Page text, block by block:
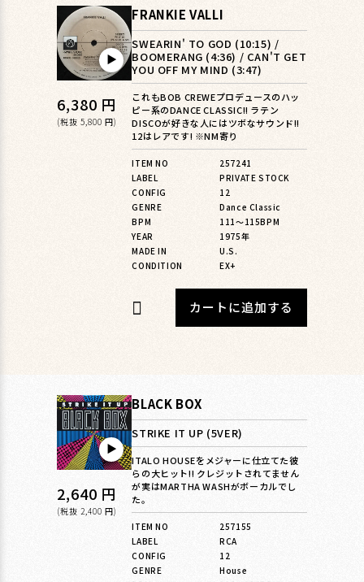
▶︎
通
常
6,380 円
(税抜 5,800 円)
FRANKIE VALLI
SWEARIN' TO GOD (10:15) /
BOOMERANG (4:36) / CAN'T GET
YOU OFF MY MIND (3:47)
これもBOB CREWEプロデュースのハッ
ピー系のDANCE CLASSIC!! ラテン
DISCOが好きな人にはツボなサウンド!!
12はレアです! ※NM寄り
ITEM NO
257241
LABEL
PRIVATE STOCK
CONFIG
12
GENRE
Dance Classic
BPM
111〜115BPM
YEAR
1975年
MADE IN
U.S.
CONDITION
EX+
カートに追加する
▶︎
通
常
2,640 円
(税抜 2,400 円)
BLACK BOX
STRIKE IT UP (5VER)
ITALO HOUSEをメジャーに仕立てた彼
らの大ヒット!! クレジットされてません
が実はMARTHA WASHがボーカルでし
た。
ITEM NO
257155
LABEL
RCA
CONFIG
12
GENRE
House